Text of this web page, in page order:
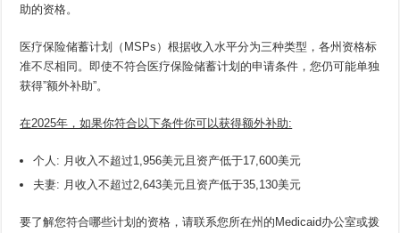
助的资格。
医疗保险储蓄计划（MSPs）根据收入水平分为三种类型，各州资格标
准不尽相同。即使不符合医疗保险储蓄计划的申请条件，您仍可能单独
获得”额外补助”。
在2025年，如果你符合以下条件你可以获得额外补助:
个人: 月收入不超过1,956美元且资产低于17,600美元
夫妻: 月收入不超过2,643美元且资产低于35,130美元
要了解您符合哪些计划的资格，请联系您所在州的Medicaid办公室或拨